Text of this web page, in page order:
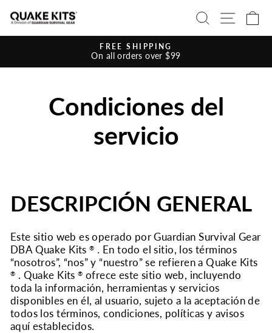
directamente
BUSCAR
diapositivas
FREE SHIPPING
On all orders over $99
Condiciones del
servicio
DESCRIPCIÓN GENERAL
Este sitio web es operado por Guardian Survival Gear
DBA Quake Kits® . En todo el sitio, los términos
“nosotros”, “nos” y “nuestro” se refieren a Quake Kits
® . Quake Kits® ofrece este sitio web, incluyendo
toda la información, herramientas y servicios
disponibles en él, al usuario, sujeto a la aceptación de
todos los términos, condiciones, políticas y avisos
aquí establecidos.